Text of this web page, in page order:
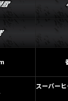
スーパー